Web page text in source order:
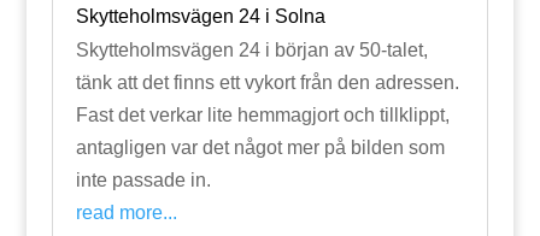
Skytteholmsvägen 24 i Solna
Skytteholmsvägen 24 i början av 50-talet,
tänk att det finns ett vykort från den adressen.
Fast det verkar lite hemmagjort och tillklippt,
antagligen var det något mer på bilden som
inte passade in.
read more...